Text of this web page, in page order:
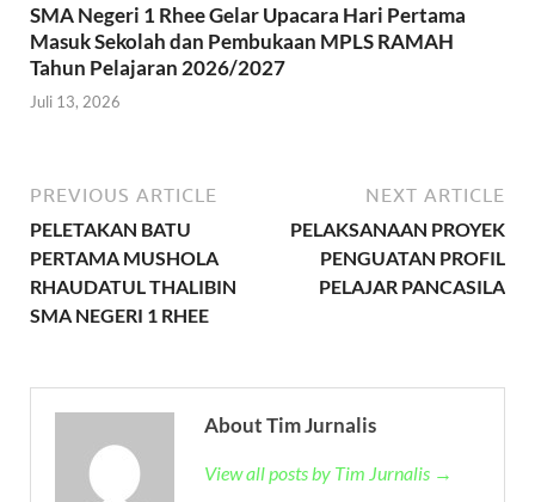
SMA Negeri 1 Rhee Gelar Upacara Hari Pertama
Masuk Sekolah dan Pembukaan MPLS RAMAH
Tahun Pelajaran 2026/2027
Juli 13, 2026
PREVIOUS ARTICLE
PELETAKAN BATU
PERTAMA MUSHOLA
RHAUDATUL THALIBIN
SMA NEGERI 1 RHEE
NEXT ARTICLE
PELAKSANAAN PROYEK
PENGUATAN PROFIL
PELAJAR PANCASILA
About Tim Jurnalis
View all posts by Tim Jurnalis →